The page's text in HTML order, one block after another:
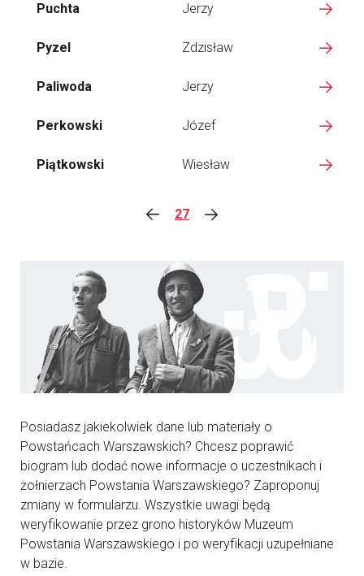
Puchta Jerzy
Pyzel Zdzisław
Paliwoda Jerzy
Perkowski Józef
Piątkowski Wiesław
27
Posiadasz jakiekolwiek dane lub materiały o
Powstańcach Warszawskich? Chcesz poprawić
biogram lub dodać nowe informacje o uczestnikach i
żołnierzach Powstania Warszawskiego? Zaproponuj
zmiany w formularzu. Wszystkie uwagi będą
weryfikowanie przez grono historyków Muzeum
Powstania Warszawskiego i po weryfikacji uzupełniane
w bazie.